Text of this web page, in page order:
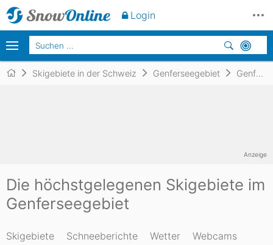
Skigebiete in der Schweiz Genferseegebiet Genferseegebiet
Die höchstgelegenen Skigebiete im
Genferseegebiet
Skigebiete Schneeberichte Wetter Webcams
Anzeige
Login